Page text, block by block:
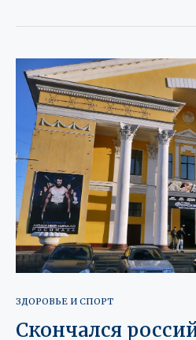
ЗДОРОВЬЕ И СПОРТ
Скончался